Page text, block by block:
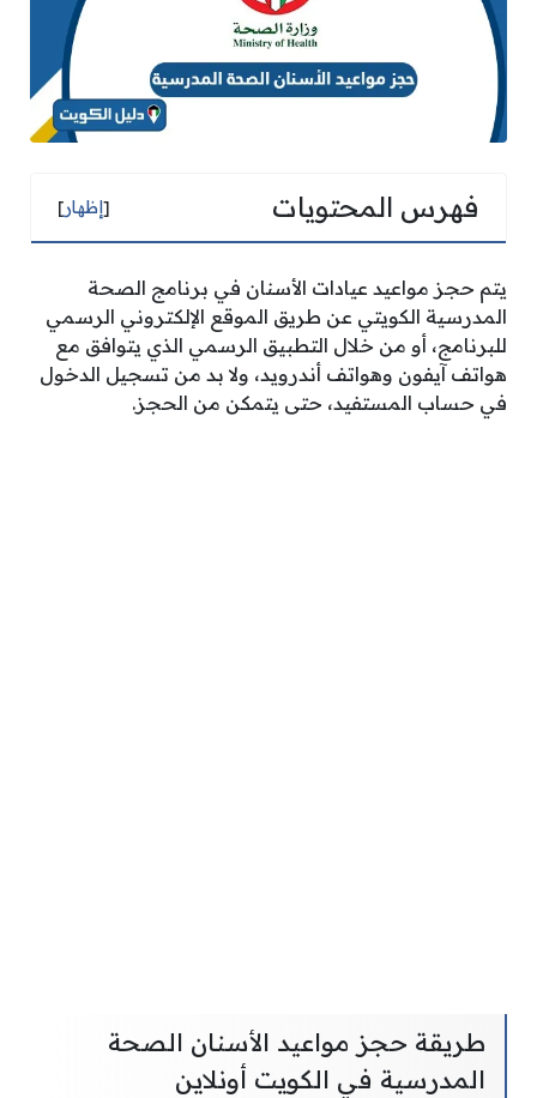
فهرس المحتويات [إظهار]
يتم حجز مواعيد عيادات الأسنان في برنامج الصحة
المدرسية الكويتي عن طريق الموقع الإلكتروني الرسمي
للبرنامج، أو من خلال التطبيق الرسمي الذي يتوافق مع
هواتف آيفون وهواتف أندرويد، ولا بد من تسجيل الدخول
في حساب المستفيد، حتى يتمكن من الحجز.
طريقة حجز مواعيد الأسنان الصحة
المدرسية في الكويت أونلاين